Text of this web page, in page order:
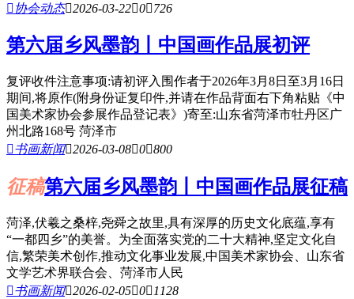
 协会动态2026-03-220726
第六届乡风墨韵丨中国画作品展初评
复评收件注意事项:请初评入围作者于2026年3月8日至3月16日
期间,将原作(附身份证复印件,并请在作品背面右下角粘贴《中
国美术家协会参展作品登记表》)寄至:山东省菏泽市牡丹区广
州北路168号 菏泽市
书画新闻2026-03-080800
征稿第六届乡风墨韵丨中国画作品展征稿
菏泽,伏羲之桑梓,尧舜之故里,具有深厚的历史文化底蕴,享有
“一都四乡”的美誉。为全面落实党的二十大精神,坚定文化自
信,繁荣美术创作,推动文化事业发展,中国美术家协会、山东省
文学艺术界联合会、菏泽市人民
书画新闻2026-02-050 1128